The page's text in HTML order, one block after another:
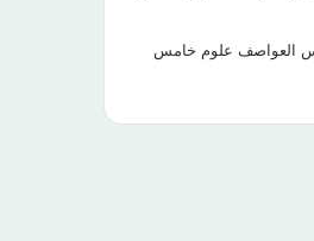
العواصف علوم خامس